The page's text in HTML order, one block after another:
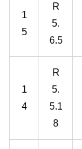
1
5
R
5.
6.5
1
4
R
5.
5.1
8